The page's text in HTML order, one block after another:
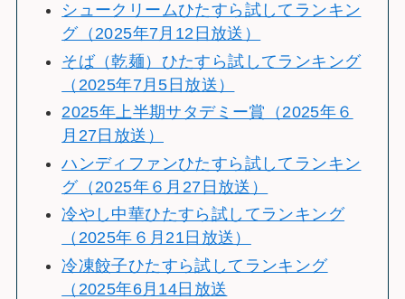
シュークリームひたすら試してランキン
グ（2025年7月12日放送）
そば（乾麺）ひたすら試してランキング
（2025年7月5日放送）
2025年上半期サタデミー賞（2025年６
月27日放送）
ハンディファンひたすら試してランキン
グ（2025年６月27日放送）
冷やし中華ひたすら試してランキング
（2025年６月21日放送）
冷凍餃子ひたすら試してランキング
（2025年6月14日放送